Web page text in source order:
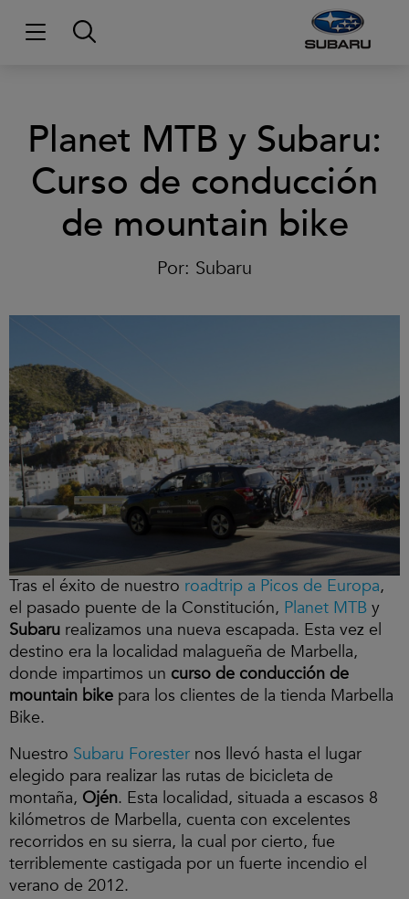
Planet MTB y Subaru:
Curso de conducción
de mountain bike
Por: Subaru
Tras el éxito de nuestro roadtrip a Picos de Europa,
el pasado puente de la Constitución, Planet MTB y
Subaru realizamos una nueva escapada. Esta vez el
destino era la localidad malagueña de Marbella,
donde impartimos un curso de conducción de
mountain bike para los clientes de la tienda Marbella
Bike.
Nuestro Subaru Forester nos llevó hasta el lugar
elegido para realizar las rutas de bicicleta de
montaña, Ojén. Esta localidad, situada a escasos 8
kilómetros de Marbella, cuenta con excelentes
recorridos en su sierra, la cual por cierto, fue
terriblemente castigada por un fuerte incendio el
verano de 2012.